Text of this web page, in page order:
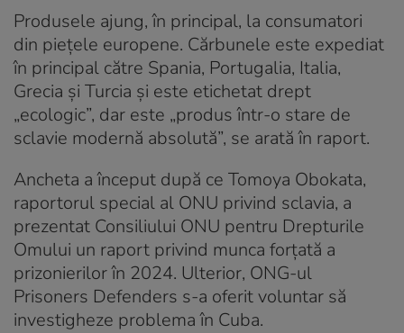
Produsele ajung, în principal, la consumatori
din piețele europene. Cărbunele este expediat
în principal către Spania, Portugalia, Italia,
Grecia și Turcia și este etichetat drept
„ecologic”, dar este „produs într-o stare de
sclavie modernă absolută”, se arată în raport.
Ancheta a început după ce Tomoya Obokata,
raportorul special al ONU privind sclavia, a
prezentat Consiliului ONU pentru Drepturile
Omului un raport privind munca forțată a
prizonierilor în 2024. Ulterior, ONG-ul
Prisoners Defenders s-a oferit voluntar să
investigheze problema în Cuba.